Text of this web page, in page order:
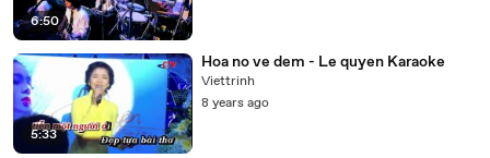
6:50
5:33
Hoa no ve dem - Le quyen Karaoke
Viettrinh
8 years ago